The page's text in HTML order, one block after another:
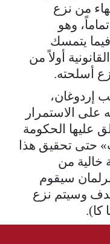
من نزع
وهو
فيما يتمسك
أولاً من
أسلحته.
إردوغان،
على الاستمرار
عليها الحكومة
حتى تحقيق هذا
من
سيقوم
وسيتم نزع
كا).